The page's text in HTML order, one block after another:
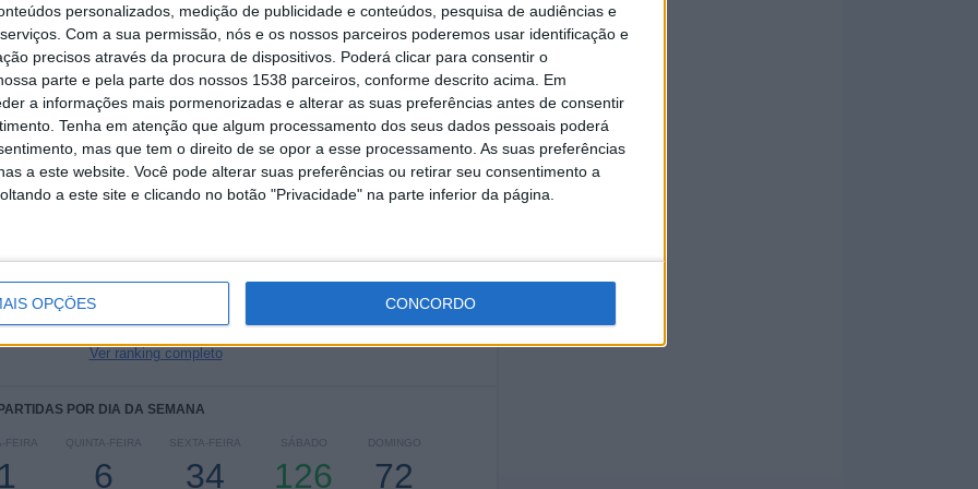
personalizados, medição de publicidade e conteúdos, pesquisa de audiências e
Com a sua permissão, nós e os nossos parceiros poderemos usar identificação e
precisos através da procura de dispositivos. Poderá clicar para consentir o
parte e pela parte dos nossos 1538 parceiros, conforme descrito acima. Em
a informações mais pormenorizadas e alterar as suas preferências antes de consentir
Tenha em atenção que algum processamento dos seus dados pessoais poderá
mas que tem o direito de se opor a esse processamento. As suas preferências
a este website. Você pode alterar suas preferências ou retirar seu consentimento a
a este site e clicando no botão "Privacidade" na parte inferior da página.
OPÇÕES CONCORDO
TOTAL
42
RIVAIS
MÁXIMO
15
VS Bayern
Munich
TOTAL
6
COMPETIÇÕES
RANKING POR COMPETIÇÕES
Ver ranking completo
POR DIA DA SEMANA
FEIRA QUINTA-FEIRA
6
SEXTA-FEIRA
34
SÁBADO
126
DOMINGO
72